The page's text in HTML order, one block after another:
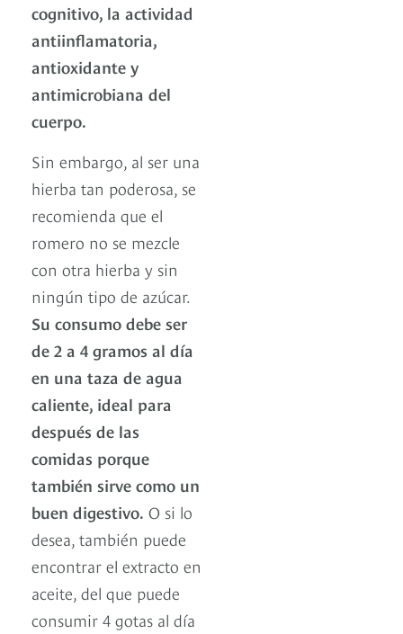
cognitivo, la actividad
antiinflamatoria,
antioxidante y
antimicrobiana del
cuerpo.
Sin embargo, al ser una
hierba tan poderosa, se
recomienda que el
romero no se mezcle
con otra hierba y sin
ningún tipo de azúcar.
Su consumo debe ser
de 2 a 4 gramos al día
en una taza de agua
caliente, ideal para
después de las
comidas porque
también sirve como un
buen digestivo. O si lo
desea, también puede
encontrar el extracto en
aceite, del que puede
consumir 4 gotas al día